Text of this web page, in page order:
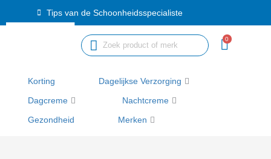
Tips van de Schoonheidsspecialiste
0
Korting Dagelijkse Verzorging
Dagcreme Nachtcreme
Gezondheid Merken